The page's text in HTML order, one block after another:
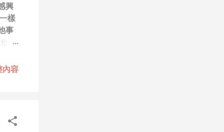
興
樣
事
們
內容